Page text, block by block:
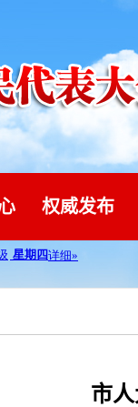
权威发布
市